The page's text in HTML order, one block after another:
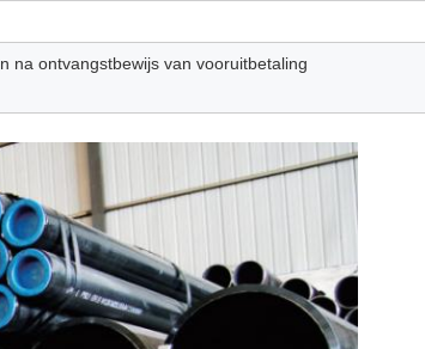
na ontvangstbewijs van vooruitbetaling